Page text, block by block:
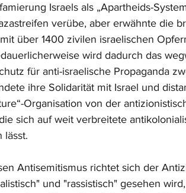
Israels als „Apartheids-
verübe, aber erwähnte die
über 1400 zivilen israelischen
wird dadurch das
für anti-israelische Propaganda
ihre Solidarität mit Israel und
Organisation von der
sich auf weit verbreitete
lässt.
Antisemitismus richtet sich der
und "rassistisch" gesehen